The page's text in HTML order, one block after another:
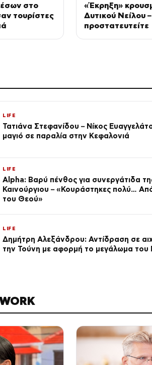
στο
τουρίστες
«Έκρηξη»
Δυτικού Νείλου
προστατευτείτε
LIFE
Τατιάνα Στεφανίδου – Νίκος
μαγιό σε παραλία στην Κεφαλονιά
LIFE
Alpha: Βαρύ πένθος για συνεργάτιδα
Καινούργιου – «Κουράστηκες πολύ…
του Θεού»
LIFE
Δημήτρη Αλεξάνδρου: Αντίδραση σε
την Τούνη με αφορμή το μεγάλωμα του